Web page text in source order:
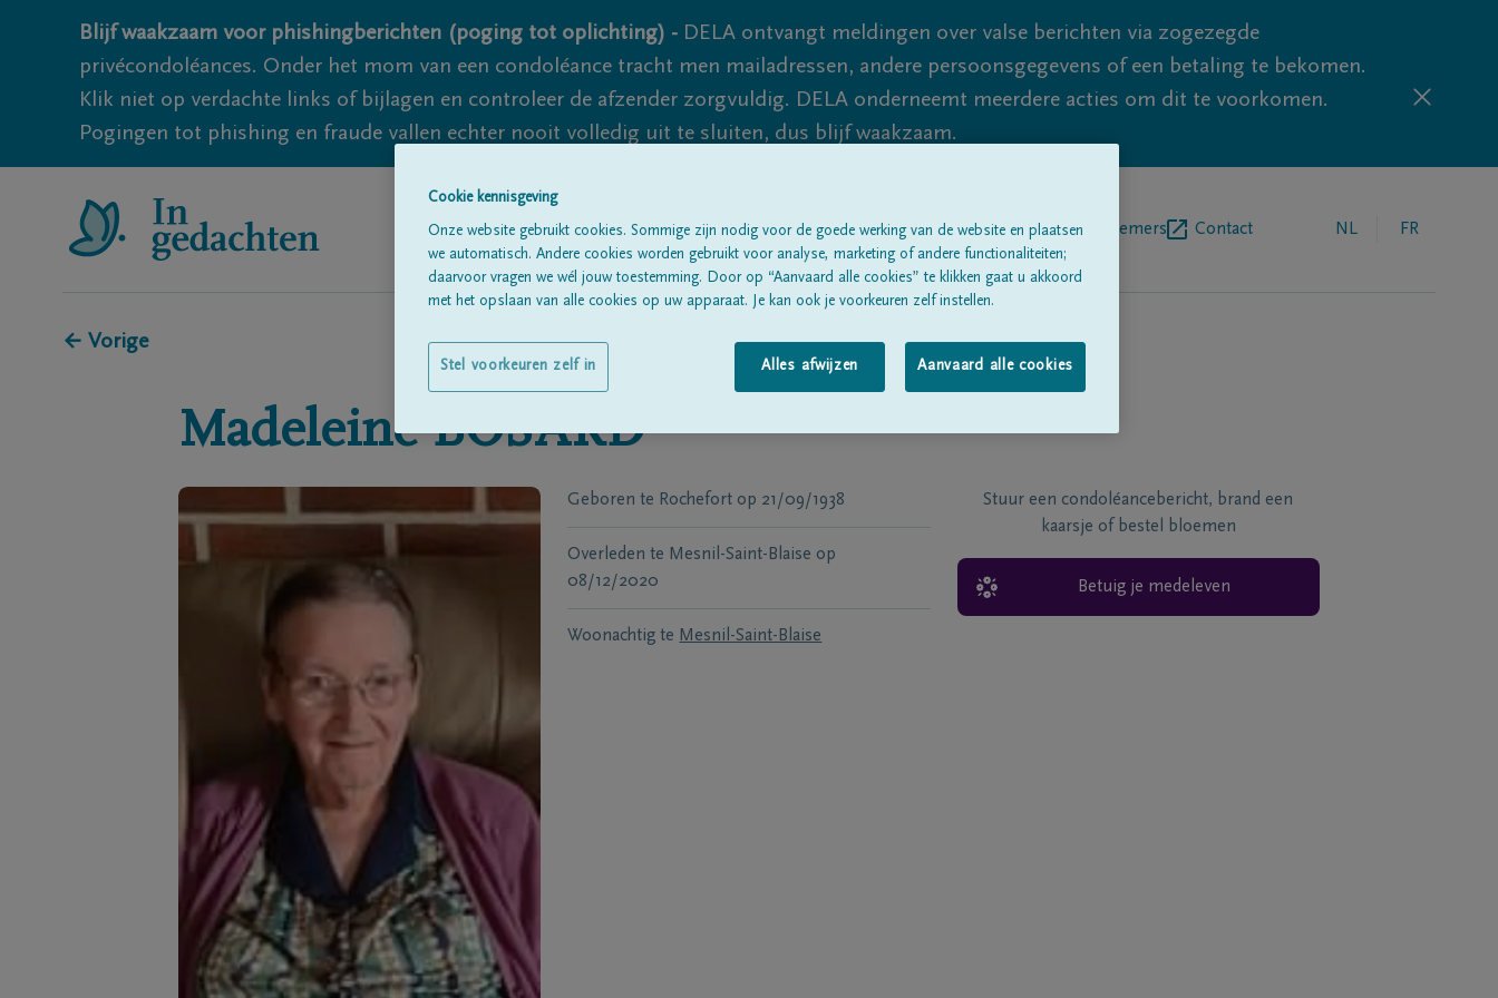
Blijf waakzaam voor phishingberichten (poging tot oplichting) - DELA ontvangt meldingen over valse berichten via zogezegde
privécondoléances. Onder het mom van een condoléance tracht men mailadressen, andere persoonsgegevens of een betaling te bekomen.
Klik niet op verdachte links of bijlagen en controleer de afzender zorgvuldig. DELA onderneemt meerdere acties om dit te voorkomen.
Pogingen tot phishing en fraude vallen echter nooit volledig uit te sluiten, dus blijf waakzaam.
Alle rouwberichtenOver onsBegrafenisondernemers Contact NL FR
← Vorige
Madeleine BOSARD
Geboren te Rochefort op 21/09/1938
Overleden te Mesnil-Saint-Blaise op
08/12/2020
Woonachtig te Mesnil-Saint-Blaise
Stuur een condoléancebericht, brand een
kaarsje of bestel bloemen
Betuig je medeleven
Cookie kennisgeving
Onze website gebruikt cookies. Sommige zijn nodig voor de goede werking van de website en plaatsen
we automatisch. Andere cookies worden gebruikt voor analyse, marketing of andere functionaliteiten;
daarvoor vragen we wél jouw toestemming. Door op “Aanvaard alle cookies” te klikken gaat u akkoord
met het opslaan van alle cookies op uw apparaat. Je kan ook je voorkeuren zelf instellen.
Alles afwijzen Aanvaard alle cookies
Stel voorkeuren zelf in